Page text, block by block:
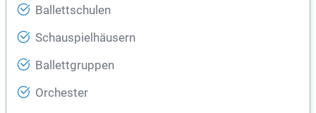
Ballettschulen
Schauspielhäusern
Ballettgruppen
Orchester